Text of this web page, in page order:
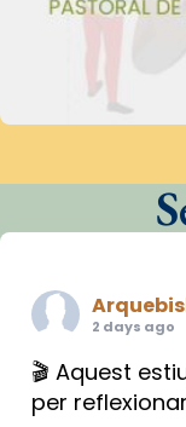
2 days ago
🎬 Aquest
per